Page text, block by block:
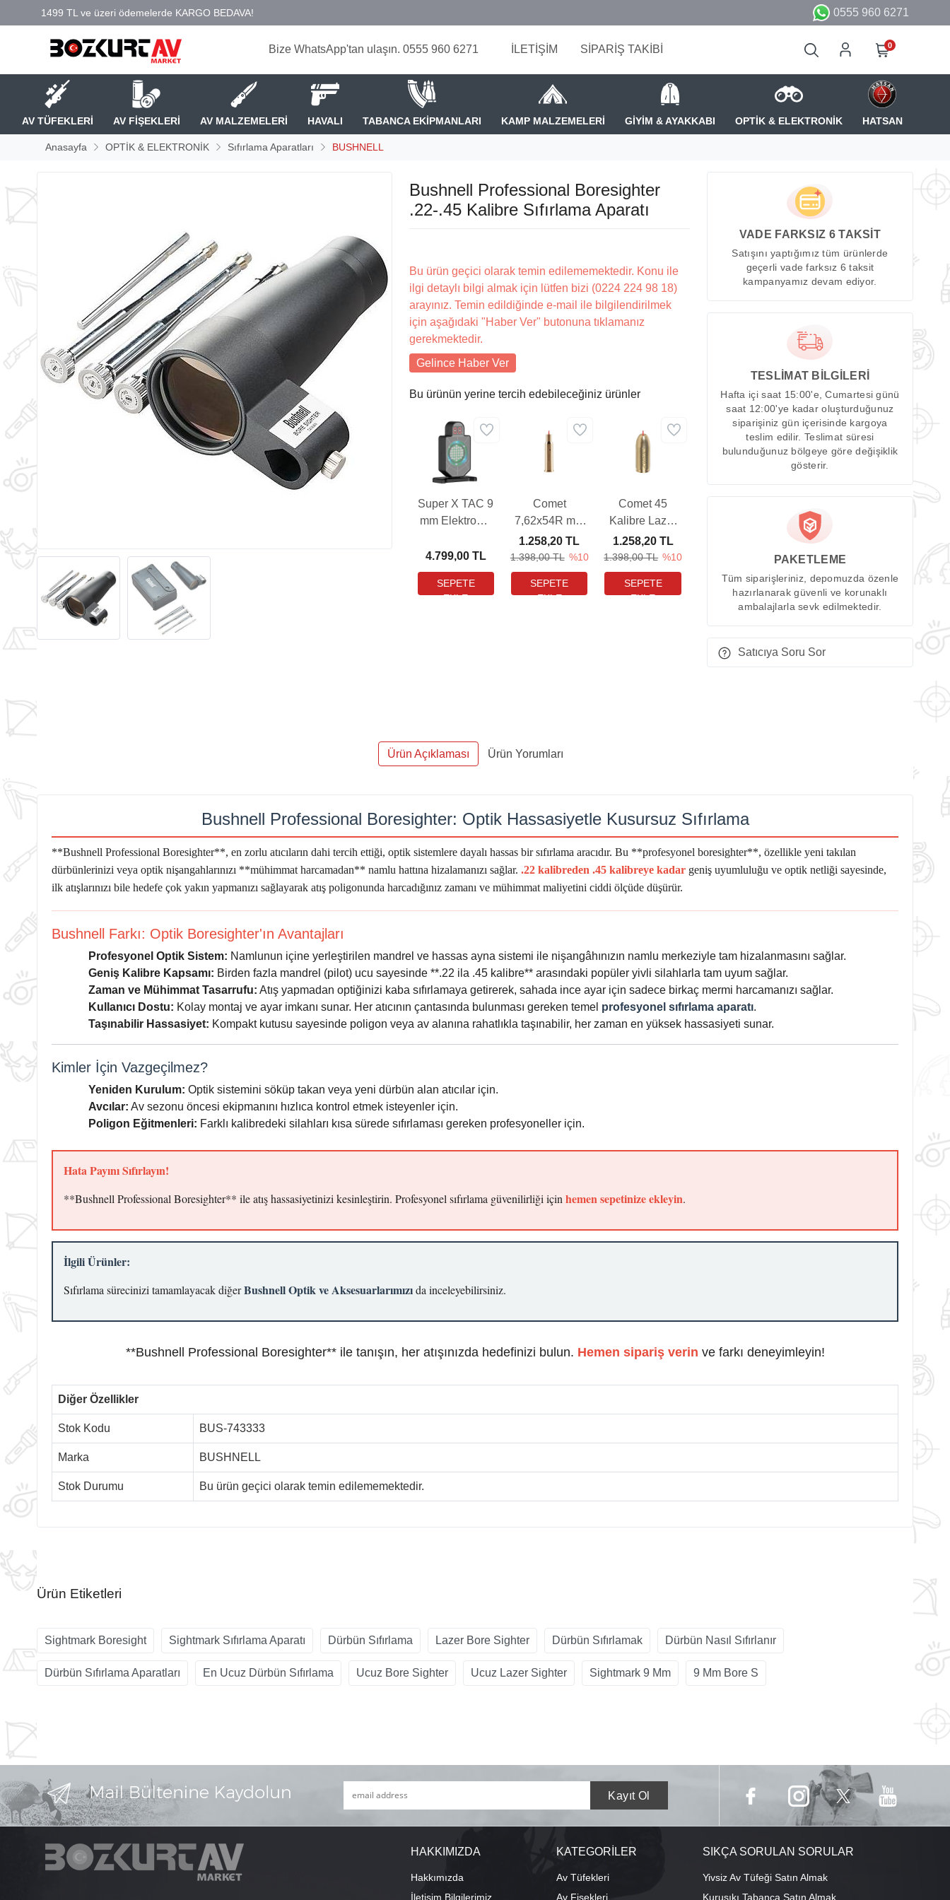
0555 960 6271
Bize WhatsApp'tan ulaşın. 0555 960 6271 İLETİŞİM SİPARİŞ TAKİBİ 0
AV TÜFEKLERİ AV FİŞEKLERİ AV MALZEMELERİ HAVALI TABANCA EKİPMANLARI KAMP MALZEMELERİ GİYİM & AYAKKABI OPTİK & ELEKTRONİK HATSAN
Anasayfa OPTİK & ELEKTRONİK Sıfırlama Aparatları BUSHNELL
Bushnell Professional Boresighter
.22-.45 Kalibre Sıfırlama Aparatı
Bu ürün geçici olarak temin edilememektedir. Konu ile
ilgi detaylı bilgi almak için lütfen bizi (0224 224 98 18)
arayınız. Temin edildiğinde e-mail ile bilgilendirilmek
için aşağıdaki "Haber Ver" butonuna tıklamanız
gerekmektedir.
Gelince Haber Ver
Bu ürünün yerine tercih edebileceğiniz ürünler
Super X TAC 9
mm Elektronik
Eğitim Seti
4.799,00 TL
Comet
7,62x54R mm
Lazer Bore
Sighter
Sıfırlama
Aparatı
1.398,00 TL %10
1.258,20 TL
Comet 45
Kalibre Lazer
Bore Sighter
Sıfırlama
Aparatı
1.398,00 TL %10
1.258,20 TL
VADE FARKSIZ 6 TAKSİT
Satışını yaptığımız tüm ürünlerde
geçerli vade farksız 6 taksit
kampanyamız devam ediyor.
TESLİMAT BİLGİLERİ
Hafta içi saat 15:00'e, Cumartesi günü
saat 12:00'ye kadar oluşturduğunuz
siparişiniz gün içerisinde kargoya
teslim edilir. Teslimat süresi
bulunduğunuz bölgeye göre değişiklik
gösterir.
PAKETLEME
Tüm siparişleriniz, depomuzda özenle
hazırlanarak güvenli ve korunaklı
ambalajlarla sevk edilmektedir.
Satıcıya Soru Sor
Ürün Açıklaması Ürün Yorumları
Bushnell Professional Boresighter: Optik Hassasiyetle Kusursuz Sıfırlama
**Bushnell Professional Boresighter**, en zorlu atıcıların dahi tercih ettiği, optik sistemlere dayalı hassas bir sıfırlama aracıdır. Bu **profesyonel boresighter**, özellikle yeni takılan
dürbünlerinizi veya optik nişangahlarınızı **mühimmat harcamadan** namlu hattına hizalamanızı sağlar. .22 kalibreden .45 kalibreye kadar geniş uyumluluğu ve optik netliği sayesinde,
ilk atışlarınızı bile hedefe çok yakın yapmanızı sağlayarak atış poligonunda harcadığınız zamanı ve mühimmat maliyetini ciddi ölçüde düşürür.
Bushnell Farkı: Optik Boresighter'ın Avantajları
Profesyonel Optik Sistem: Namlunun içine yerleştirilen mandrel ve hassas ayna sistemi ile nişangâhınızın namlu merkeziyle tam hizalanmasını sağlar.
Geniş Kalibre Kapsamı: Birden fazla mandrel (pilot) ucu sayesinde **.22 ila .45 kalibre** arasındaki popüler yivli silahlarla tam uyum sağlar.
Zaman ve Mühimmat Tasarrufu: Atış yapmadan optiğinizi kaba sıfırlamaya getirerek, sahada ince ayar için sadece birkaç mermi harcamanızı sağlar.
Kullanıcı Dostu: Kolay montaj ve ayar imkanı sunar. Her atıcının çantasında bulunması gereken temel profesyonel sıfırlama aparatı.
Taşınabilir Hassasiyet: Kompakt kutusu sayesinde poligon veya av alanına rahatlıkla taşınabilir, her zaman en yüksek hassasiyeti sunar.
Kimler İçin Vazgeçilmez?
Yeniden Kurulum: Optik sistemini söküp takan veya yeni dürbün alan atıcılar için.
Avcılar: Av sezonu öncesi ekipmanını hızlıca kontrol etmek isteyenler için.
Poligon Eğitmenleri: Farklı kalibredeki silahları kısa sürede sıfırlaması gereken profesyoneller için.
Hata Payını Sıfırlayın!
**Bushnell Professional Boresighter** ile atış hassasiyetinizi kesinleştirin. Profesyonel sıfırlama güvenilirliği için hemen sepetinize ekleyin.
İlgili Ürünler:
Sıfırlama sürecinizi tamamlayacak diğerBushnell Optik ve Aksesuarlarımızıda inceleyebilirsiniz.
**Bushnell Professional Boresighter** ile tanışın, her atışınızda hedefinizi bulun. Hemen sipariş verin ve farkı deneyimleyin!
Diğer Özellikler
Stok Kodu BUS-743333
Marka BUSHNELL
Stok Durumu Bu ürün geçici olarak temin edilememektedir.
Ürün Etiketleri
Sightmark Boresight Sightmark Sıfırlama Aparatı Dürbün Sıfırlama Lazer Bore Sighter Dürbün Sıfırlamak Dürbün Nasıl Sıfırlanır
Dürbün Sıfırlama Aparatları En Ucuz Dürbün Sıfırlama Ucuz Bore Sighter Ucuz Lazer Sighter Sightmark 9 Mm 9 Mm Bore S
HAKKIMIZDA
Hakkımızda
İletişim Bilgilerimiz
KATEGORİLER
Av Tüfekleri
Av Fişekleri
SIKÇA SORULAN SORULAR
Yivsiz Av Tüfeği Satın Almak
Kurusıkı Tabanca Satın Almak